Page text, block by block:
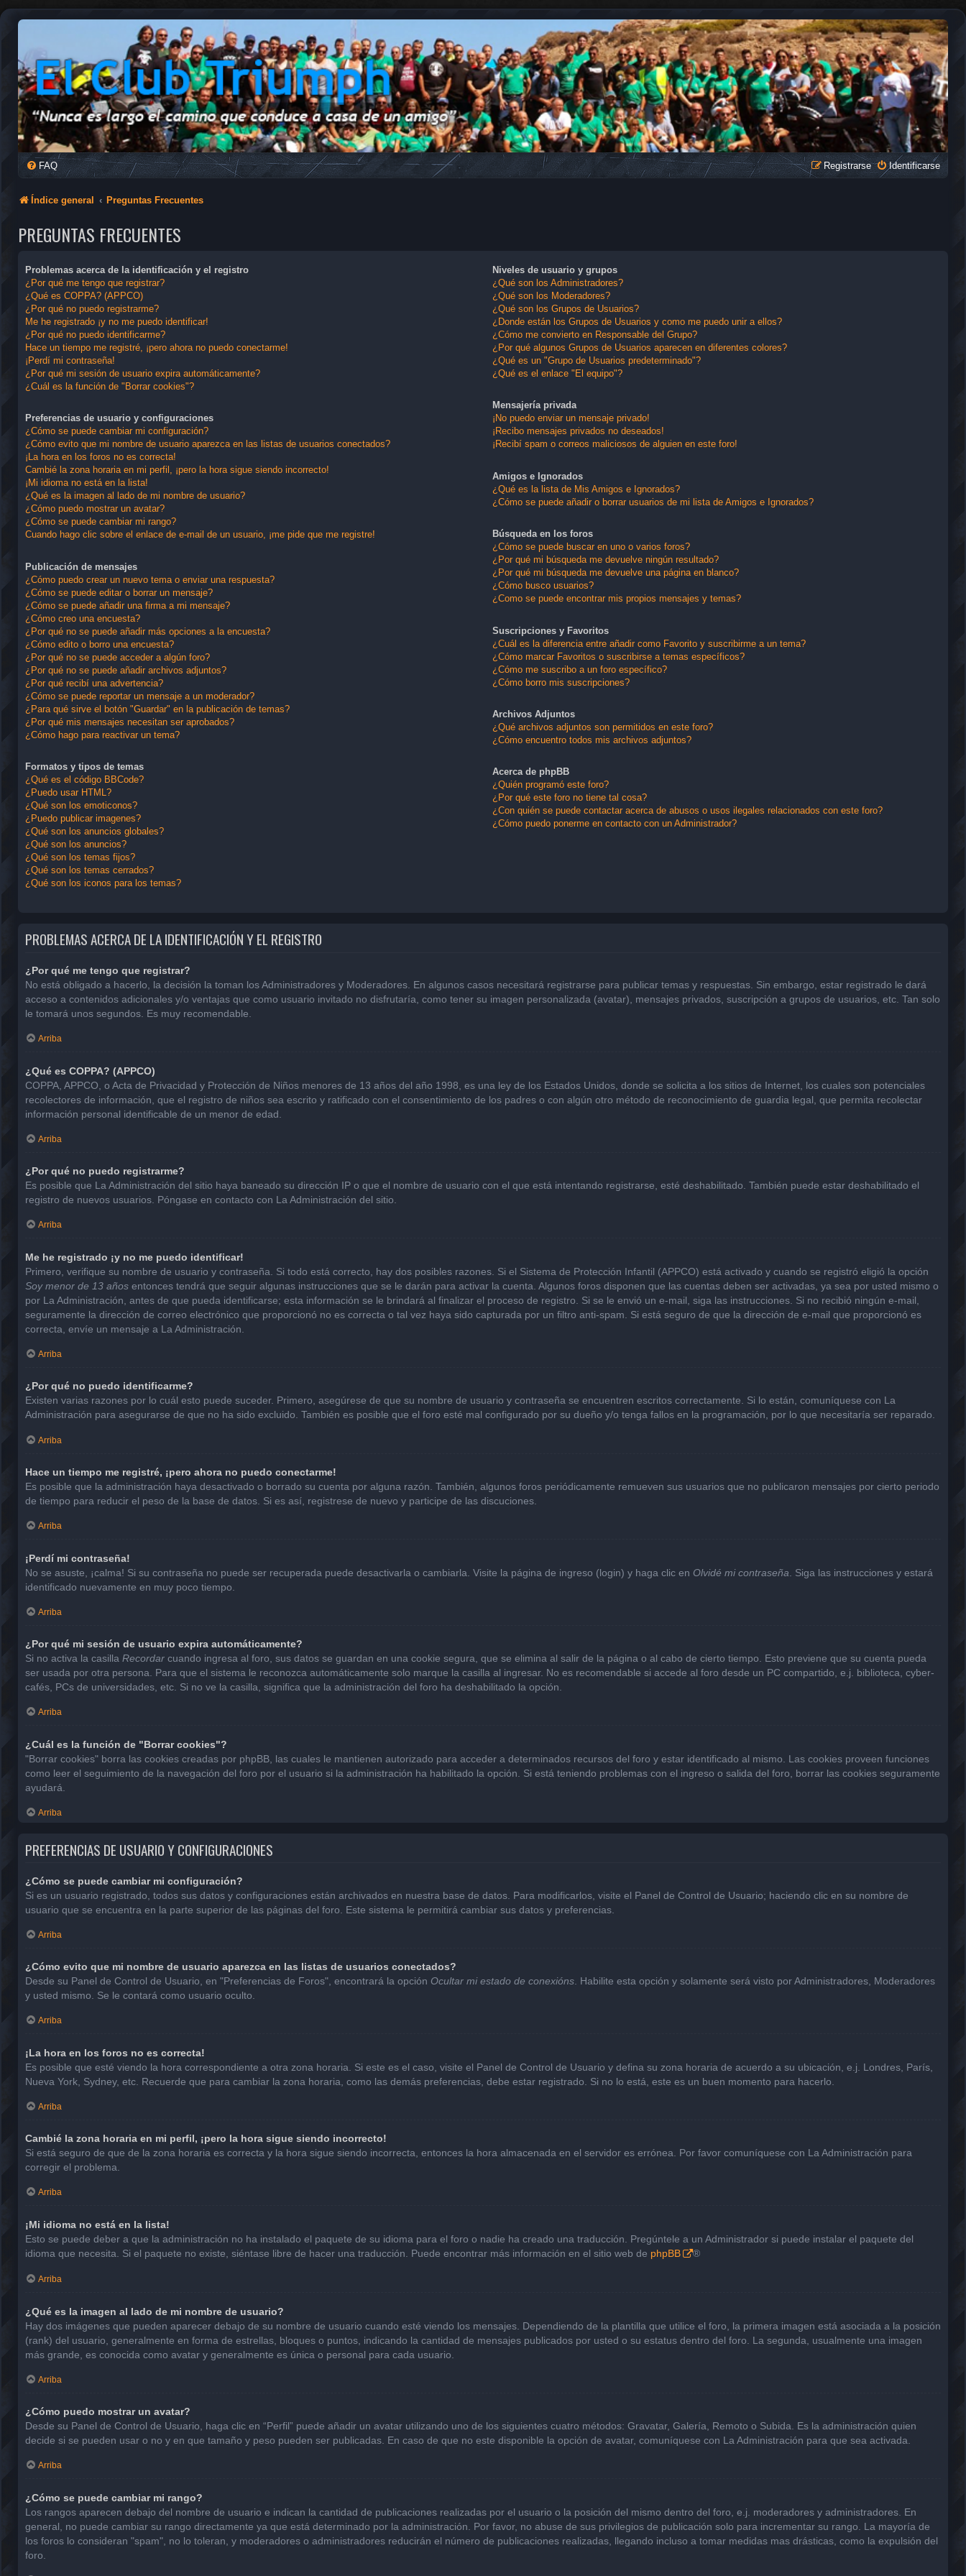
FAQ Identificarse
Registrarse
Índice general Preguntas Frecuentes
PREGUNTAS FRECUENTES
Problemas acerca de la identificación y el registro
¿Por qué me tengo que registrar?
¿Qué es COPPA? (APPCO)
¿Por qué no puedo registrarme?
Me he registrado ¡y no me puedo identificar!
¿Por qué no puedo identificarme?
Hace un tiempo me registré, ¡pero ahora no puedo conectarme!
¡Perdí mi contraseña!
¿Por qué mi sesión de usuario expira automáticamente?
¿Cuál es la función de "Borrar cookies"?
Preferencias de usuario y configuraciones
¿Cómo se puede cambiar mi configuración?
¿Cómo evito que mi nombre de usuario aparezca en las listas de usuarios conectados?
¡La hora en los foros no es correcta!
Cambié la zona horaria en mi perfil, ¡pero la hora sigue siendo incorrecto!
¡Mi idioma no está en la lista!
¿Qué es la imagen al lado de mi nombre de usuario?
¿Cómo puedo mostrar un avatar?
¿Cómo se puede cambiar mi rango?
Cuando hago clic sobre el enlace de e-mail de un usuario, ¡me pide que me registre!
Publicación de mensajes
¿Cómo puedo crear un nuevo tema o enviar una respuesta?
¿Cómo se puede editar o borrar un mensaje?
¿Cómo se puede añadir una firma a mi mensaje?
¿Cómo creo una encuesta?
¿Por qué no se puede añadir más opciones a la encuesta?
¿Cómo edito o borro una encuesta?
¿Por qué no se puede acceder a algún foro?
¿Por qué no se puede añadir archivos adjuntos?
¿Por qué recibí una advertencia?
¿Cómo se puede reportar un mensaje a un moderador?
¿Para qué sirve el botón "Guardar" en la publicación de temas?
¿Por qué mis mensajes necesitan ser aprobados?
¿Cómo hago para reactivar un tema?
Formatos y tipos de temas
¿Qué es el código BBCode?
¿Puedo usar HTML?
¿Qué son los emoticonos?
¿Puedo publicar imagenes?
¿Qué son los anuncios globales?
¿Qué son los anuncios?
¿Qué son los temas fijos?
¿Qué son los temas cerrados?
¿Qué son los iconos para los temas?
Niveles de usuario y grupos
¿Qué son los Administradores?
¿Qué son los Moderadores?
¿Qué son los Grupos de Usuarios?
¿Donde están los Grupos de Usuarios y como me puedo unir a ellos?
¿Cómo me convierto en Responsable del Grupo?
¿Por qué algunos Grupos de Usuarios aparecen en diferentes colores?
¿Qué es un "Grupo de Usuarios predeterminado"?
¿Qué es el enlace "El equipo"?
Mensajería privada
¡No puedo enviar un mensaje privado!
¡Recibo mensajes privados no deseados!
¡Recibí spam o correos maliciosos de alguien en este foro!
Amigos e Ignorados
¿Qué es la lista de Mis Amigos e Ignorados?
¿Cómo se puede añadir o borrar usuarios de mi lista de Amigos e Ignorados?
Búsqueda en los foros
¿Cómo se puede buscar en uno o varios foros?
¿Por qué mi búsqueda me devuelve ningún resultado?
¿Por qué mi búsqueda me devuelve una página en blanco?
¿Cómo busco usuarios?
¿Como se puede encontrar mis propios mensajes y temas?
Suscripciones y Favoritos
¿Cuál es la diferencia entre añadir como Favorito y suscribirme a un tema?
¿Cómo marcar Favoritos o suscribirse a temas específicos?
¿Cómo me suscribo a un foro específico?
¿Cómo borro mis suscripciones?
Archivos Adjuntos
¿Qué archivos adjuntos son permitidos en este foro?
¿Cómo encuentro todos mis archivos adjuntos?
Acerca de phpBB
¿Quién programó este foro?
¿Por qué este foro no tiene tal cosa?
¿Con quién se puede contactar acerca de abusos o usos ilegales relacionados con este foro?
¿Cómo puedo ponerme en contacto con un Administrador?
PROBLEMAS ACERCA DE LA IDENTIFICACIÓN Y EL REGISTRO
¿Por qué me tengo que registrar?
No está obligado a hacerlo, la decisión la toman los Administradores y Moderadores. En algunos casos necesitará registrarse para publicar temas y respuestas. Sin embargo, estar registrado le dará
acceso a contenidos adicionales y/o ventajas que como usuario invitado no disfrutaría, como tener su imagen personalizada (avatar), mensajes privados, suscripción a grupos de usuarios, etc. Tan solo
le tomará unos segundos. Es muy recomendable.
Arriba
¿Qué es COPPA? (APPCO)
COPPA, APPCO, o Acta de Privacidad y Protección de Niños menores de 13 años del año 1998, es una ley de los Estados Unidos, donde se solicita a los sitios de Internet, los cuales son potenciales
recolectores de información, que el registro de niños sea escrito y ratificado con el consentimiento de los padres o con algún otro método de reconocimiento de guardia legal, que permita recolectar
información personal identificable de un menor de edad.
Arriba
¿Por qué no puedo registrarme?
Es posible que La Administración del sitio haya baneado su dirección IP o que el nombre de usuario con el que está intentando registrarse, esté deshabilitado. También puede estar deshabilitado el
registro de nuevos usuarios. Póngase en contacto con La Administración del sitio.
Arriba
Me he registrado ¡y no me puedo identificar!
Primero, verifique su nombre de usuario y contraseña. Si todo está correcto, hay dos posibles razones. Si el Sistema de Protección Infantil (APPCO) está activado y cuando se registró eligió la opción
Soy menor de 13 años entonces tendrá que seguir algunas instrucciones que se le darán para activar la cuenta. Algunos foros disponen que las cuentas deben ser activadas, ya sea por usted mismo o
por La Administración, antes de que pueda identificarse; esta información se le brindará al finalizar el proceso de registro. Si se le envió un e-mail, siga las instrucciones. Si no recibió ningún e-mail,
seguramente la dirección de correo electrónico que proporcionó no es correcta o tal vez haya sido capturada por un filtro anti-spam. Si está seguro de que la dirección de e-mail que proporcionó es
correcta, envíe un mensaje a La Administración.
Arriba
¿Por qué no puedo identificarme?
Existen varias razones por lo cuál esto puede suceder. Primero, asegúrese de que su nombre de usuario y contraseña se encuentren escritos correctamente. Si lo están, comuníquese con La
Administración para asegurarse de que no ha sido excluido. También es posible que el foro esté mal configurado por su dueño y/o tenga fallos en la programación, por lo que necesitaría ser reparado.
Arriba
Hace un tiempo me registré, ¡pero ahora no puedo conectarme!
Es posible que la administración haya desactivado o borrado su cuenta por alguna razón. También, algunos foros periódicamente remueven sus usuarios que no publicaron mensajes por cierto periodo
de tiempo para reducir el peso de la base de datos. Si es así, registrese de nuevo y participe de las discuciones.
Arriba
¡Perdí mi contraseña!
No se asuste, ¡calma! Si su contraseña no puede ser recuperada puede desactivarla o cambiarla. Visite la página de ingreso (login) y haga clic en Olvidé mi contraseña . Siga las instrucciones y estará
identificado nuevamente en muy poco tiempo.
Arriba
¿Por qué mi sesión de usuario expira automáticamente?
Si no activa la casilla Recordar cuando ingresa al foro, sus datos se guardan en una cookie segura, que se elimina al salir de la página o al cabo de cierto tiempo. Esto previene que su cuenta pueda
ser usada por otra persona. Para que el sistema le reconozca automáticamente solo marque la casilla al ingresar. No es recomendable si accede al foro desde un PC compartido, e.j. biblioteca, cyber-
cafés, PCs de universidades, etc. Si no ve la casilla, significa que la administración del foro ha deshabilitado la opción.
Arriba
¿Cuál es la función de "Borrar cookies"?
"Borrar cookies" borra las cookies creadas por phpBB, las cuales le mantienen autorizado para acceder a determinados recursos del foro y estar identificado al mismo. Las cookies proveen funciones
como leer el seguimiento de la navegación del foro por el usuario si la administración ha habilitado la opción. Si está teniendo problemas con el ingreso o salida del foro, borrar las cookies seguramente
ayudará.
Arriba
PREFERENCIAS DE USUARIO Y CONFIGURACIONES
¿Cómo se puede cambiar mi configuración?
Si es un usuario registrado, todos sus datos y configuraciones están archivados en nuestra base de datos. Para modificarlos, visite el Panel de Control de Usuario; haciendo clic en su nombre de
usuario que se encuentra en la parte superior de las páginas del foro. Este sistema le permitirá cambiar sus datos y preferencias.
Arriba
¿Cómo evito que mi nombre de usuario aparezca en las listas de usuarios conectados?
Desde su Panel de Control de Usuario, en "Preferencias de Foros", encontrará la opción Ocultar mi estado de conexións . Habilite esta opción y solamente será visto por Administradores, Moderadores
y usted mismo. Se le contará como usuario oculto.
Arriba
¡La hora en los foros no es correcta!
Es posible que esté viendo la hora correspondiente a otra zona horaria. Si este es el caso, visite el Panel de Control de Usuario y defina su zona horaria de acuerdo a su ubicación, e.j. Londres, París,
Nueva York, Sydney, etc. Recuerde que para cambiar la zona horaria, como las demás preferencias, debe estar registrado. Si no lo está, este es un buen momento para hacerlo.
Arriba
Cambié la zona horaria en mi perfil, ¡pero la hora sigue siendo incorrecto!
Si está seguro de que de la zona horaria es correcta y la hora sigue siendo incorrecta, entonces la hora almacenada en el servidor es errónea. Por favor comuníquese con La Administración para
corregir el problema.
Arriba
¡Mi idioma no está en la lista!
Esto se puede deber a que la administración no ha instalado el paquete de su idioma para el foro o nadie ha creado una traducción. Pregúntele a un Administrador si puede instalar el paquete del
idioma que necesita. Si el paquete no existe, siéntase libre de hacer una traducción. Puede encontrar más información en el sitio web de phpBB ®
Arriba
¿Qué es la imagen al lado de mi nombre de usuario?
Hay dos imágenes que pueden aparecer debajo de su nombre de usuario cuando esté viendo los mensajes. Dependiendo de la plantilla que utilice el foro, la primera imagen está asociada a la posición
(rank) del usuario, generalmente en forma de estrellas, bloques o puntos, indicando la cantidad de mensajes publicados por usted o su estatus dentro del foro. La segunda, usualmente una imagen
más grande, es conocida como avatar y generalmente es única o personal para cada usuario.
Arriba
¿Cómo puedo mostrar un avatar?
Desde su Panel de Control de Usuario, haga clic en “Perfil” puede añadir un avatar utilizando uno de los siguientes cuatro métodos: Gravatar, Galería, Remoto o Subida. Es la administración quien
decide si se pueden usar o no y en que tamaño y peso pueden ser publicadas. En caso de que no este disponible la opción de avatar, comuníquese con La Administración para que sea activada.
Arriba
¿Cómo se puede cambiar mi rango?
Los rangos aparecen debajo del nombre de usuario e indican la cantidad de publicaciones realizadas por el usuario o la posición del mismo dentro del foro, e.j. moderadores y administradores. En
general, no puede cambiar su rango directamente ya que está determinado por la administración. Por favor, no abuse de sus privilegios de publicación solo para incrementar su rango. La mayoría de
los foros lo consideran "spam", no lo toleran, y moderadores o administradores reducirán el número de publicaciones realizadas, llegando incluso a tomar medidas mas drásticas, como la expulsión del
foro.